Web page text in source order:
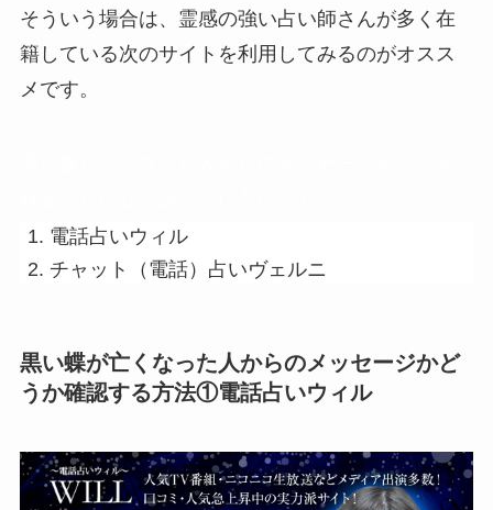
そういう場合は、霊感の強い占い師さんが多く在
籍している次のサイトを利用してみるのがオスス
メです。
電話占いウィル
チャット（電話）占いヴェルニ
黒い蝶が亡くなった人からのメッセージかど
うか確認する方法①電話占いウィル